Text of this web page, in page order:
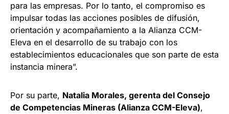
para las empresas. Por lo tanto, el compromiso es
impulsar todas las acciones posibles de difusión,
orientación y acompañamiento a la Alianza CCM-
Eleva en el desarrollo de su trabajo con los
establecimientos educacionales que son parte de esta
instancia minera”.
Por su parte, Natalia Morales, gerenta del Consejo
de Competencias Mineras (Alianza CCM-Eleva),